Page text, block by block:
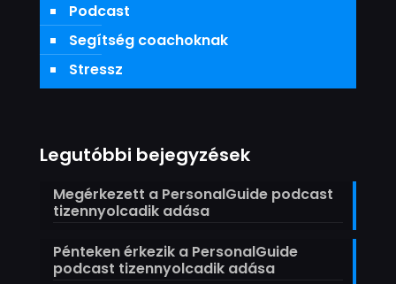
Podcast
Segítség coachoknak
Stressz
Legutóbbi bejegyzések
Megérkezett a PersonalGuide podcast
tizennyolcadik adása
Pénteken érkezik a PersonalGuide
podcast tizennyolcadik adása